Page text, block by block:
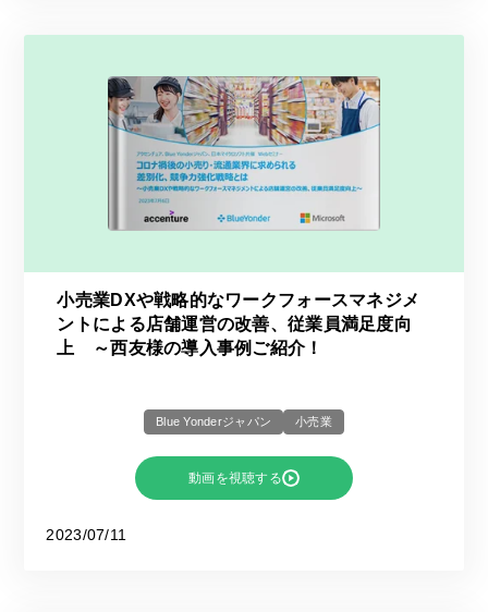
小売業DXや戦略的なワークフォースマネジメ
ントによる店舗運営の改善、従業員満足度向
上 ～西友様の導入事例ご紹介！
Blue Yonderジャパン 小売業
動画を視聴する
2023/07/11